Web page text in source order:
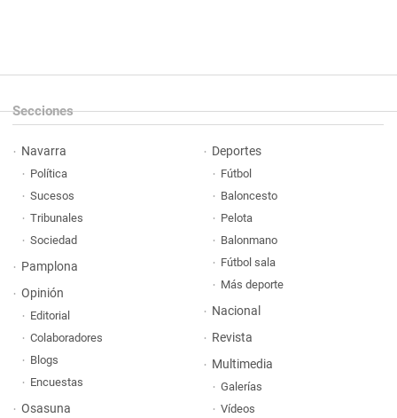
Secciones
Navarra
Política
Sucesos
Tribunales
Sociedad
Pamplona
Opinión
Editorial
Colaboradores
Blogs
Encuestas
Osasuna
Deportes
Fútbol
Baloncesto
Pelota
Balonmano
Fútbol sala
Más deporte
Nacional
Revista
Multimedia
Galerías
Vídeos